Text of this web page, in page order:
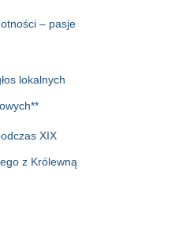
– pasje
lokalnych
XIX
z Królewną